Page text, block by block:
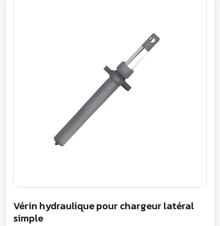
Vérin hydraulique pour chargeur latéral
simple